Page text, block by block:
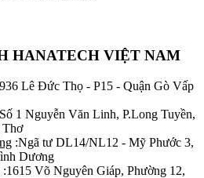
HANATECH VIỆT NAM
Lê Đức Thọ - P15 - Quận Gò Vấp
1 Nguyễn Văn Linh, P.Long Tuyền,
Thơ
:Ngã tư DL14/NL12 - Mỹ Phước 3,
Dương
:1615 Võ Nguyên Giáp, Phường 12,